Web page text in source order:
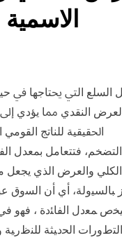
ﺍﻟﺴﻠﻊ ﺍﻟﱵ ﳛﺘﺎﺟﻬﺎ ﰲ
ﺍﻟﻨﻘﺪﻱ ﳑﺎ ﻳﺆﺩﻱ
ﺍﳊﻘﻴﻘﻴﺔ ﻟﻠﻨﺎﺗﺞ
فتتعامل بمعدل
والعرض الذي يجعل
ﺃﻱ ﺃﻥ
[. ﻋﻠﻲ ﻨﺎﺠﻲ،. 2005 ﺃﻤﺎ ﻓﻴﻤﺎ ﻴﺨﺹ
ﺍﻟﺤﺩﻴﺜﺔ ﻟﻠﻨﻅﺭﻴﺔ